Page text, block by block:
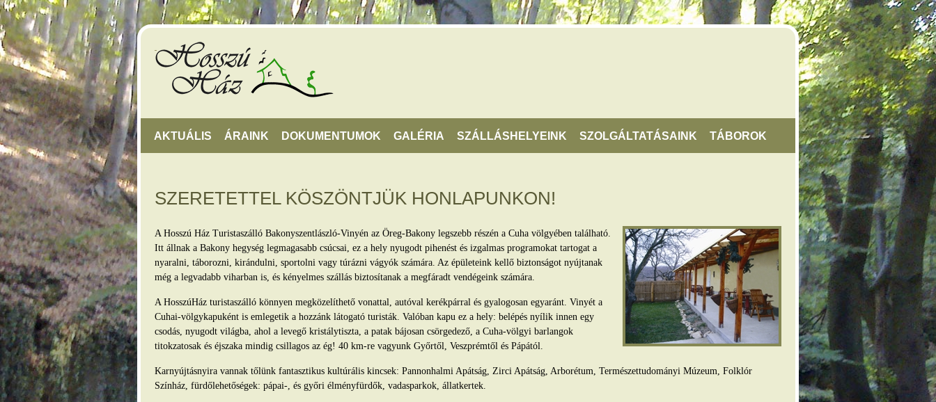
AKTUÁLIS ÁRAINK DOKUMENTUMOK GALÉRIA SZÁLLÁSHELYEINK SZOLGÁLTATÁSAINK TÁBOROK
SZERETETTEL KÖSZÖNTJÜK HONLAPUNKON!
A Hosszú Ház Turistaszálló Bakonyszentlászló-Vinyén az Öreg-Bakony legszebb részén a Cuha völgyében található.
Itt állnak a Bakony hegység legmagasabb csúcsai, ez a hely nyugodt pihenést és izgalmas programokat tartogat a
nyaralni, táborozni, kirándulni, sportolni vagy túrázni vágyók számára. Az épületeink kellő biztonságot nyújtanak
még a legvadabb viharban is, és kényelmes szállás biztosítanak a megfáradt vendégeink számára.
A HosszúHáz turistaszálló könnyen megközelíthető vonattal, autóval kerékpárral és gyalogosan egyaránt. Vinyét a
Cuhai-völgykapuként is emlegetik a hozzánk látogató turisták. Valóban kapu ez a hely: belépés nyílik innen egy
csodás, nyugodt világba, ahol a levegő kristálytiszta, a patak bájosan csörgedező, a Cuha-völgyi barlangok
titokzatosak és éjszaka mindig csillagos az ég! 40 km-re vagyunk Győrtől, Veszprémtől és Pápától.
Karnyújtásnyira vannak tőlünk fantasztikus kultúrális kincsek: Pannonhalmi Apátság, Zirci Apátság, Arborétum, Természettudományi Múzeum, Folklór
Színház, fürdőlehetőségek: pápai-, és győri élményfürdők, vadasparkok, állatkertek.